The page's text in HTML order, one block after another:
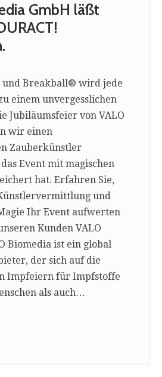
GmbH läßt
und Breakball® wird jede
einem unvergesslichen
Jubiläumsfeier von VALO
wir einen
Zauberkünstler
Event mit magischen
hat. Erfahren Sie,
und
Ihr Event aufwerten
Kunden VALO
Biomedia ist ein global
der sich auf die
Impfeiern für Impfstoffe
als auch…